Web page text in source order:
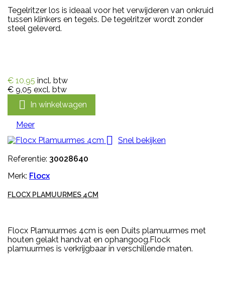
Tegelritzer los is ideaal voor het verwijderen van onkruid
tussen klinkers en tegels. De tegelritzer wordt zonder
steel geleverd.
€ 10,95 incl. btw
€ 9,05 excl. btw
 In winkelwagen
Meer

Snel bekijken
Referentie: 30028640
Merk: Flocx
FLOCX PLAMUURMES 4CM
Flocx Plamuurmes 4cm is een Duits plamuurmes met
houten gelakt handvat en ophangoog.Flock
plamuurmes is verkrijgbaar in verschillende maten.